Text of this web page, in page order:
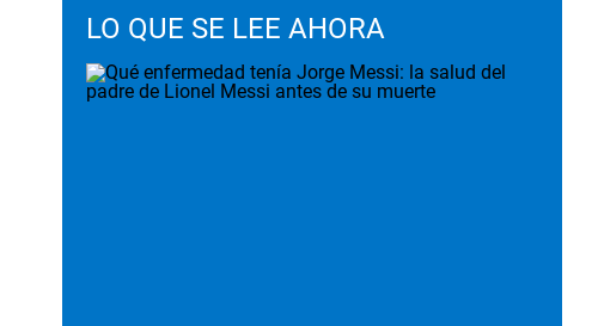
LO QUE SE LEE AHORA